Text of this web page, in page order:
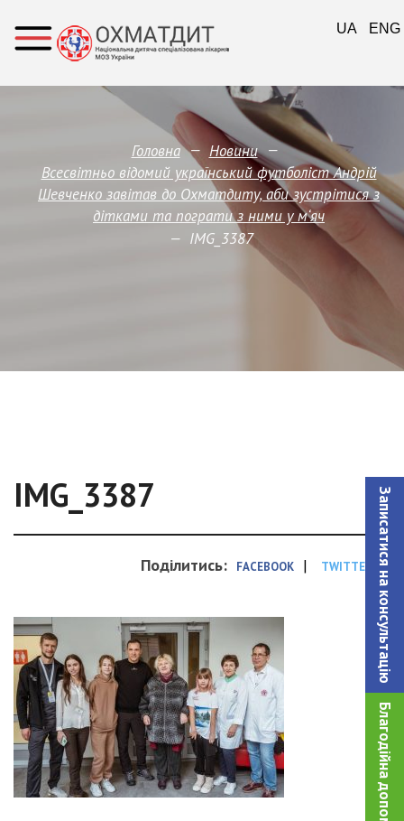
Записатися на консультацiю
Благодійна допомога!
Головна — Новини —
Всесвітньо відомий український футболіст Андрій
Шевченко завітав до Охматдиту, аби зустрітися з
дітками та пограти з ними у м‘яч
— IMG_3387
IMG_3387
Поділитись: FACEBOOK | TWITTER
UA ENG